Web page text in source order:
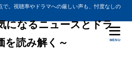
で。視聴率やドラマへの厳しい声も、忖度なしの
になるニュースとドラ
を読み解く～
MENU